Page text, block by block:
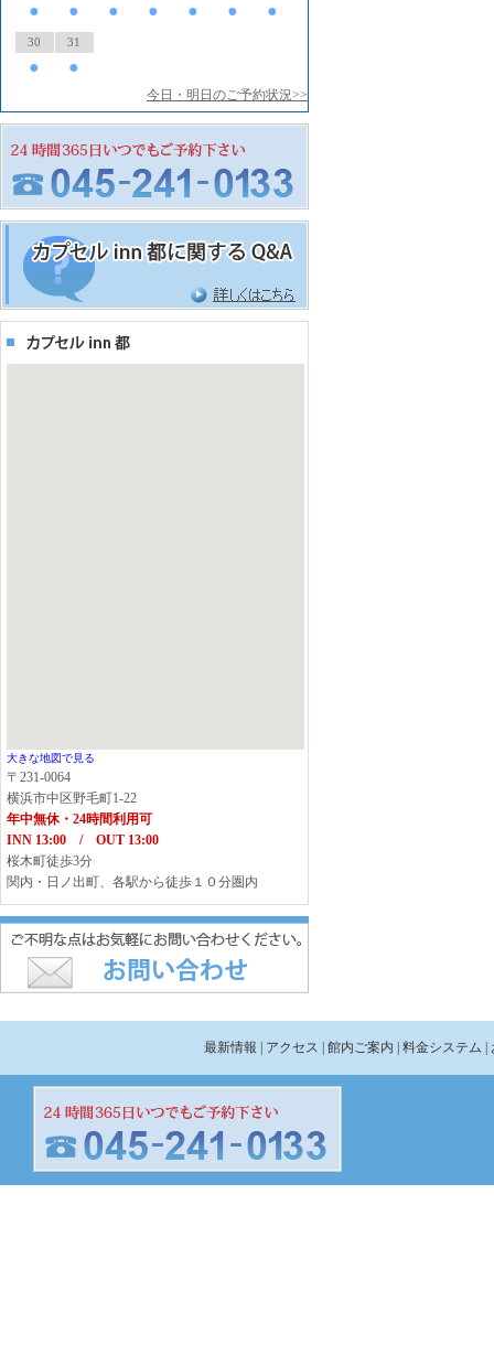
● ● ● ● ● ● ●
30
●
31
●
今日・明日のご予約状況>>
大きな地図で見る
〒231-0064
横浜市中区野毛町1-22
年中無休・24時間利用可
INN 13:00 / OUT 13:00
桜木町徒歩3分
関内・日ノ出町、各駅から徒歩１０分圏内
最新情報 | アクセス | 館内ご案内 | 料金システム